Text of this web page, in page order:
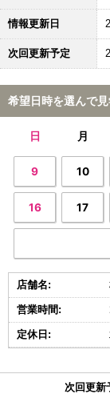
情報更新日
次回更新予定
希望日時を選んで
日 月
9 10
16 17
店舗名:
営業時間:
定休日:
次回更新